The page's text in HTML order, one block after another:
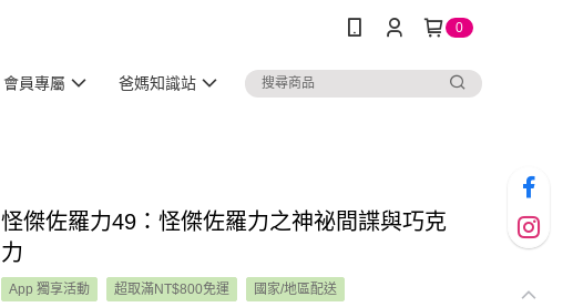
0
會員專屬 爸媽知識站
怪傑佐羅力49：怪傑佐羅力之神祕間諜與巧克
力
App 獨享活動 超取滿NT$800免運 國家/地區配送